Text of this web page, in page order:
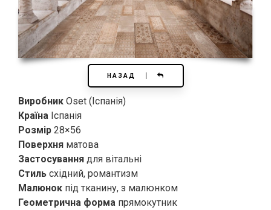
НАЗАД
Виробник Oset (Іспанія)
Країна Іспанія
Розмір 28×56
Поверхня матова
Застосування для вітальні
Стиль східний, романтизм
Малюнок під тканину, з малюнком
Геометрична форма прямокутник